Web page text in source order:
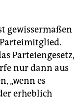
gewissermaßen
Parteimitglied.
Parteiengesetz,
nur dann aus
„wenn es
erheblich